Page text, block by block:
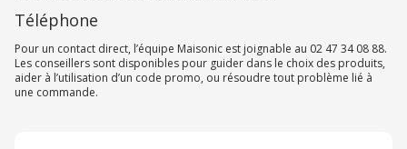
Téléphone
Pour un contact direct, l’équipe Maisonic est joignable au 02 47 34 08 88.
Les conseillers sont disponibles pour guider dans le choix des produits,
aider à l’utilisation d’un code promo, ou résoudre tout problème lié à
une commande.